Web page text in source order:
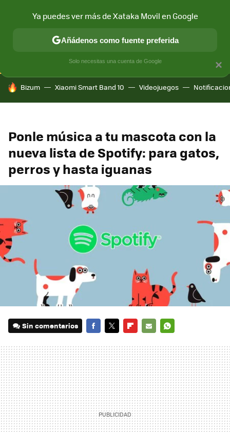
CONECTIVIDAD MÓVIL Y SOCIEDAD APLICACIONES
HOY SE HABLA DE
Bizum Xiaomi Smart Band 10 Videojuegos
Ponle música a tu mascota con la
nueva lista de Spotify: para gatos,
perros y hasta iguanas
Sin comentarios
MAIL
×
Ya puedes ver más de Xataka Movil en Google
Añádenos como fuente preferida
Solo necesitas una cuenta de Google